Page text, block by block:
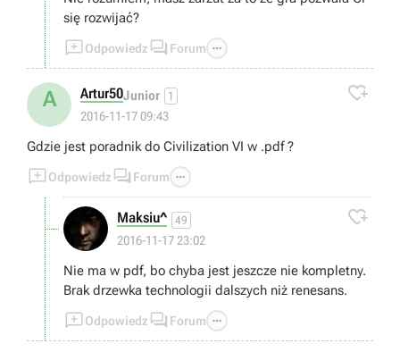
się rozwijać?
Odpowiedz  Forum 
A Artur50Junior 1
2016-11-17 09:43

Gdzie jest poradnik do Civilization VI w .pdf ?
Odpowiedz  Forum 
Maksiu^ 49
2016-11-17 23:02

Nie ma w pdf, bo chyba jest jeszcze nie kompletny.
Brak drzewka technologii dalszych niż renesans.
Odpowiedz  Forum 